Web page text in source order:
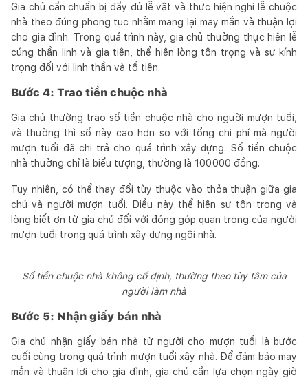
Gia chủ cần chuẩn bị đầy đủ lễ vật và thực hiện nghi lễ chuộc
nhà theo đúng phong tục nhằm mang lại may mắn và thuận lợi
cho gia đình. Trong quá trình này, gia chủ thường thực hiện lễ
cúng thần linh và gia tiên, thể hiện lòng tôn trọng và sự kính
trọng đối với linh thần và tổ tiên.
Bước 4: Trao tiền chuộc nhà
Gia chủ thường trao số tiền chuộc nhà cho người mượn tuổi,
và thường thì số này cao hơn so với tổng chi phí mà người
mượn tuổi đã chi trả cho quá trình xây dựng. Số tiền chuộc
nhà thường chỉ là biểu tượng, thường là 100.000 đồng.
Tuy nhiên, có thể thay đổi tùy thuộc vào thỏa thuận giữa gia
chủ và người mượn tuổi. Điều này thể hiện sự tôn trọng và
lòng biết ơn từ gia chủ đối với đóng góp quan trọng của người
mượn tuổi trong quá trình xây dựng ngôi nhà.
Số tiền chuộc nhà không cố định, thường theo tùy tâm của
người làm nhà
Bước 5: Nhận giấy bán nhà
Gia chủ nhận giấy bán nhà từ người cho mượn tuổi là bước
cuối cùng trong quá trình mượn tuổi xây nhà. Để đảm bảo may
mắn và thuận lợi cho gia đình, gia chủ cần lựa chọn ngày giờ